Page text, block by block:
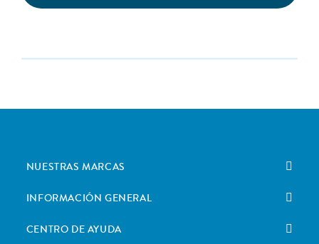
NUESTRAS MARCAS
INFORMACIÓN GENERAL
CENTRO DE AYUDA